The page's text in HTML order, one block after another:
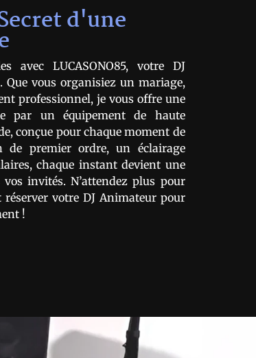
d'une
avec LUCASONO85, votre DJ
Que vous organisiez un mariage,
professionnel, je vous offre une
par un équipement de haute
conçue pour chaque moment de
de premier ordre, un éclairage
chaque instant devient une
invités. N’attendez plus pour
réserver votre DJ Animateur pour
!